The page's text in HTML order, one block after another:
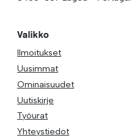
Valikko
Ilmoitukset
Uusimmat
Ominaisuudet
Uutiskirje
Työurat
Yhteystiedot